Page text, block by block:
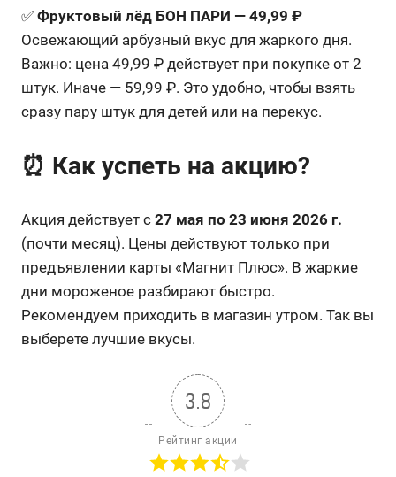
✅ Фруктовый лёд БОН ПАРИ — 49,99 ₽
Освежающий арбузный вкус для жаркого дня.
Важно: цена 49,99 ₽ действует при покупке от 2
штук. Иначе — 59,99 ₽. Это удобно, чтобы взять
сразу пару штук для детей или на перекус.
⏰ Как успеть на акцию?
Акция действует с 27 мая по 23 июня 2026 г.
(почти месяц). Цены действуют только при
предъявлении карты «Магнит Плюс». В жаркие
дни мороженое разбирают быстро.
Рекомендуем приходить в магазин утром. Так вы
выберете лучшие вкусы.
3.8
Рейтинг акции